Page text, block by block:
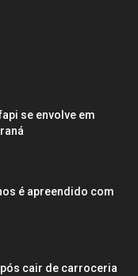
se envolve em
é apreendido com
cair de carroceria